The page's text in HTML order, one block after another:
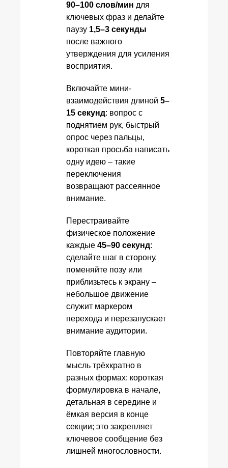
90–100 слов/мин для
ключевых фраз и делайте
паузу 1,5–3 секунды
после важного
утверждения для усиления
восприятия.
Включайте мини-
взаимодействия длиной 5–
15 секунд: вопрос с
поднятием рук, быстрый
опрос через пальцы,
короткая просьба написать
одну идею – такие
переключения
возвращают рассеянное
внимание.
Перестраивайте
физическое положение
каждые 45–90 секунд:
сделайте шаг в сторону,
поменяйте позу или
приблизьтесь к экрану –
небольшое движение
служит маркером
перехода и перезапускает
внимание аудитории.
Повторяйте главную
мысль трёхкратно в
разных формах: короткая
формулировка в начале,
детальная в середине и
ёмкая версия в конце
секции; это закрепляет
ключевое сообщение без
лишней многословности.